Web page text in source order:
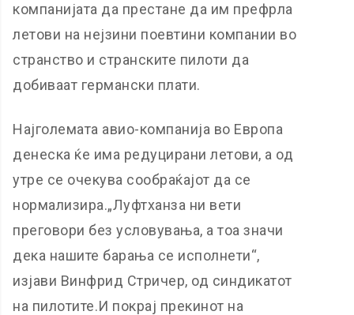
компанијата да престане да им префрла
летови на нејзини поевтини компании во
странство и странските пилоти да
добиваат германски плати.
Најголемата авио-компанија во Европа
денеска ќе има редуцирани летови, а од
утре се очекува сообраќајот да се
нормализира.„Луфтханза ни вети
преговори без условувања, а тоа значи
дека нашите барања се исполнети“,
изјави Винфрид Стричер, од синдикатот
на пилотите.И покрај прекинот на